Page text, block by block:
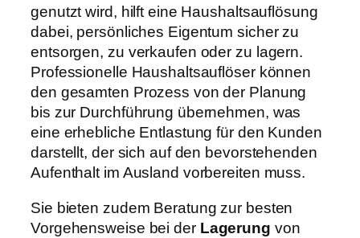
genutzt wird, hilft eine Haushaltsauflösung
dabei, persönliches Eigentum sicher zu
entsorgen, zu verkaufen oder zu lagern.
Professionelle Haushaltsauflöser können
den gesamten Prozess von der Planung
bis zur Durchführung übernehmen, was
eine erhebliche Entlastung für den Kunden
darstellt, der sich auf den bevorstehenden
Aufenthalt im Ausland vorbereiten muss.
Sie bieten zudem Beratung zur besten
Vorgehensweise bei der Lagerung von